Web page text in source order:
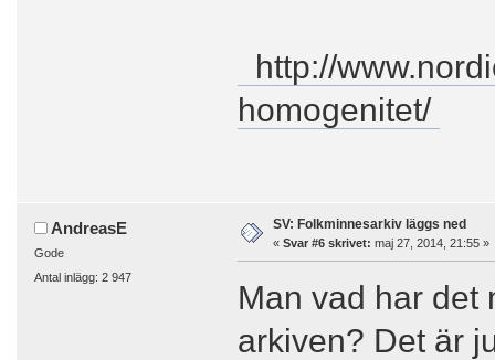
http://
homogenitet/
AndreasE
Gode
Antal inlägg: 2 947
SV: Folkminnesarkiv läggs ned
« Svar #6 skrivet: maj 27, 2014, 21:55 »
Man vad har det
arkiven? Det är